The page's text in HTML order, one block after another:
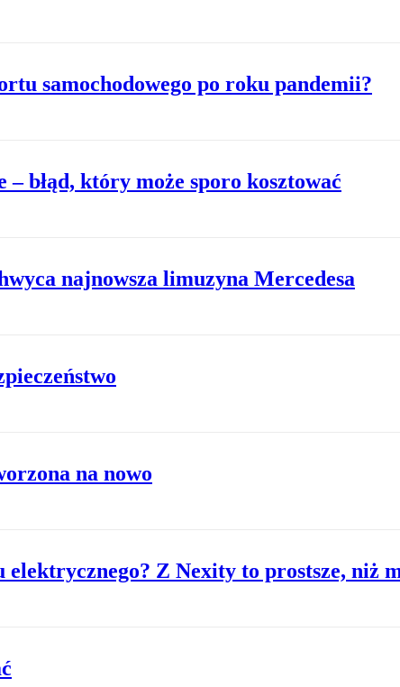
samochodowego po roku pandemii?
błąd, który może sporo kosztować
najnowsza limuzyna Mercedesa
na nowo
elektrycznego? Z Nexity to prostsze, niż